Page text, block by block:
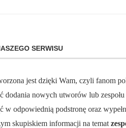
SERWISU
jest dzięki Wam, czyli fanom
nowych utworów lub zespołu
w odpowiednią podstronę oraz
skupiskiem informacji na temat